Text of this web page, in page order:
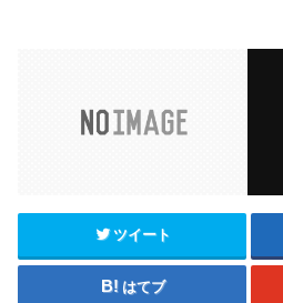
ツイート
はてブ